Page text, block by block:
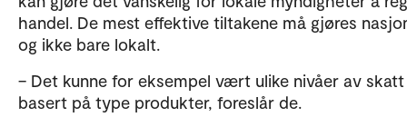
handel. De mest effektive tiltakene må gjøres
og ikke bare lokalt.
– Det kunne for eksempel vært ulike nivåer av skatt
basert på type produkter, foreslår de.